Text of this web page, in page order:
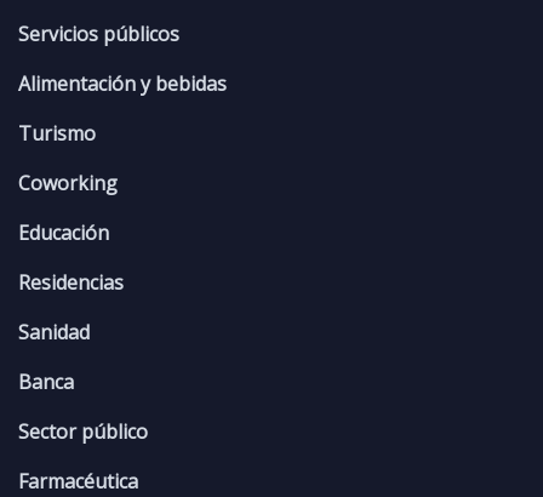
Servicios públicos
Alimentación y bebidas
Turismo
Coworking
Educación
Residencias
Sanidad
Banca
Sector público
Farmacéutica